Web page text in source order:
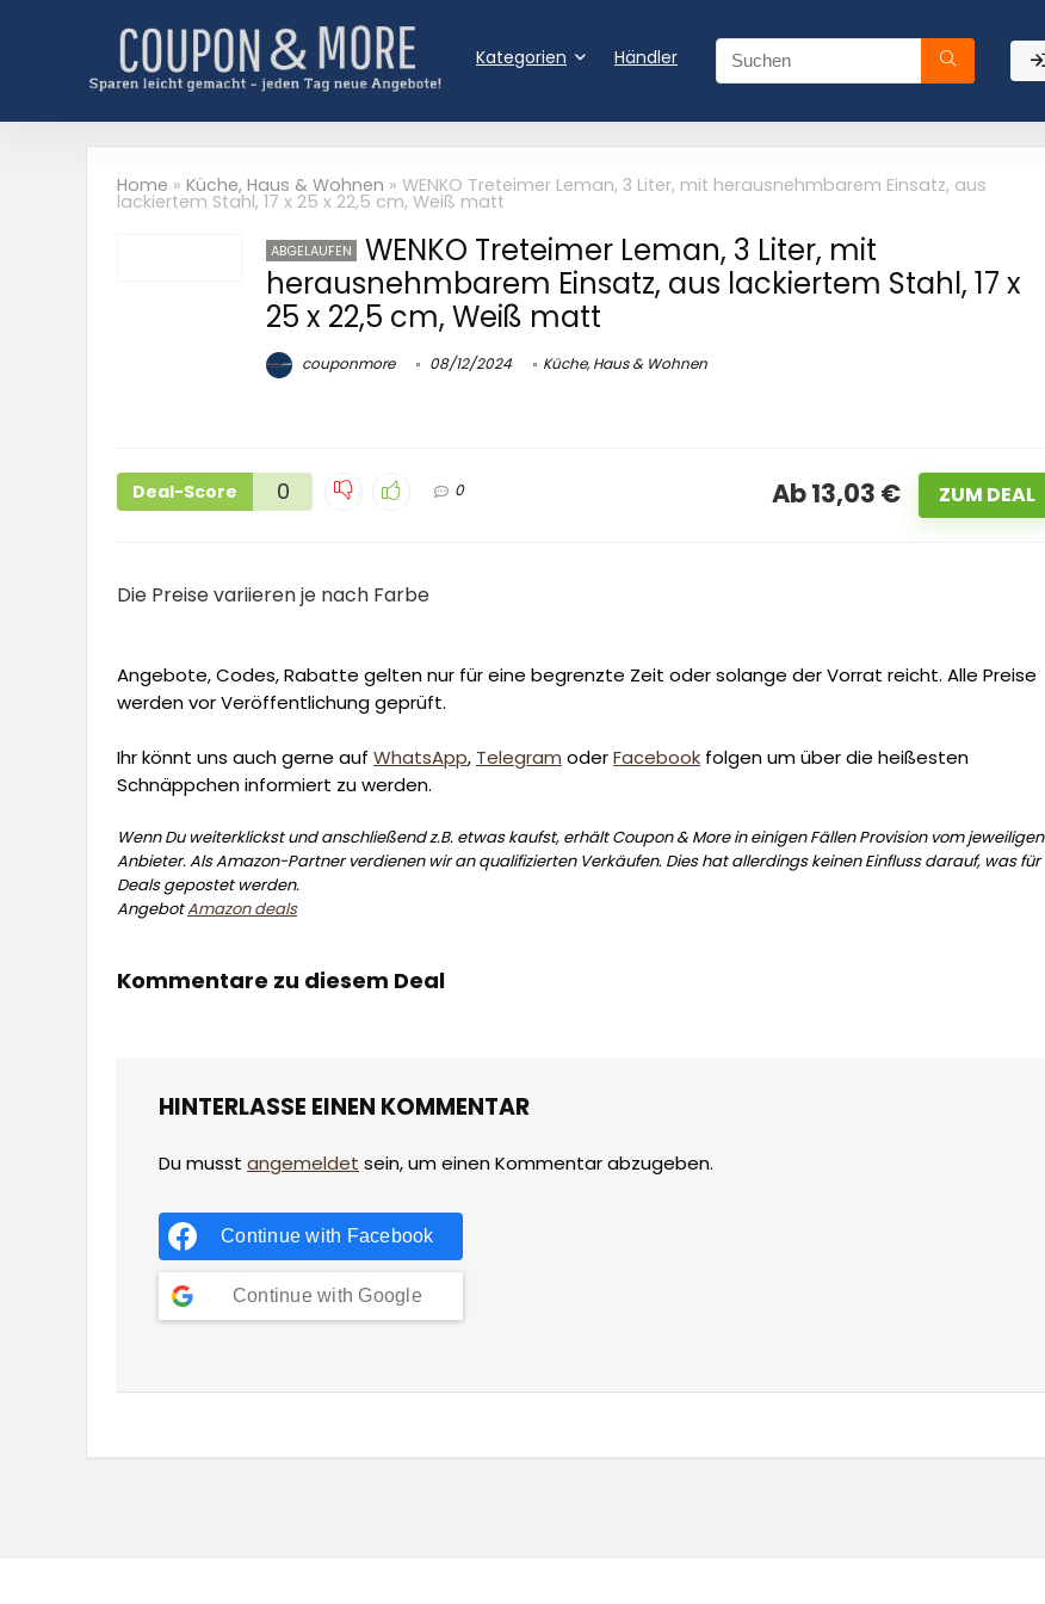
Kategorien Händler
Home » Küche, Haus & Wohnen » WENKO Treteimer Leman, 3 Liter, mit herausnehmbarem Einsatz, aus
lackiertem Stahl, 17 x 25 x 22,5 cm, Weiß matt
ABGELAUFEN
WENKO Treteimer Leman, 3 Liter, mit
herausnehmbarem Einsatz, aus lackiertem Stahl, 17 x
25 x 22,5 cm, Weiß matt
couponmore 08/12/2024 Küche, Haus & Wohnen
Deal-Score 0 0 Ab 13,03 € ZUM DEAL
Die Preise variieren je nach Farbe
Angebote, Codes, Rabatte gelten nur für eine begrenzte Zeit oder solange der Vorrat reicht. Alle Preise
werden vor Veröffentlichung geprüft.
Ihr könnt uns auch gerne auf WhatsApp, Telegram oderFacebook folgen um über die heißesten
Schnäppchen informiert zu werden.
Wenn Du weiterklickst und anschließend z.B. etwas kaufst, erhält Coupon & More in einigen Fällen Provision vom jeweiligen
Anbieter. Als Amazon-Partner verdienen wir an qualifizierten Verkäufen. Dies hat allerdings keinen Einfluss darauf, was für
Deals gepostet werden.
AngebotAmazon deals
Kommentare zu diesem Deal
HINTERLASSE EINEN KOMMENTAR
Du musst angemeldet sein, um einen Kommentar abzugeben.
Continue with Facebook
Continue with Google